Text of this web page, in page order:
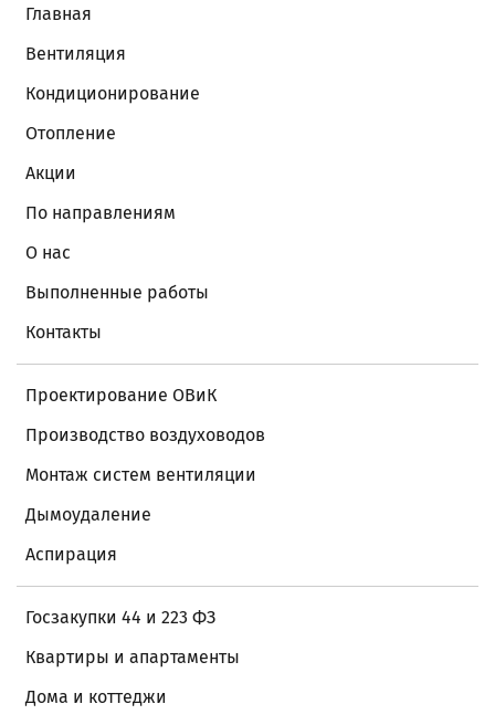
Главная
Вентиляция
Кондиционирование
Отопление
Акции
По направлениям
О нас
Выполненные работы
Контакты
Проектирование ОВиК
Производство воздуховодов
Монтаж систем вентиляции
Дымоудаление
Аспирация
Госзакупки 44 и 223 ФЗ
Квартиры и апартаменты
Дома и коттеджи